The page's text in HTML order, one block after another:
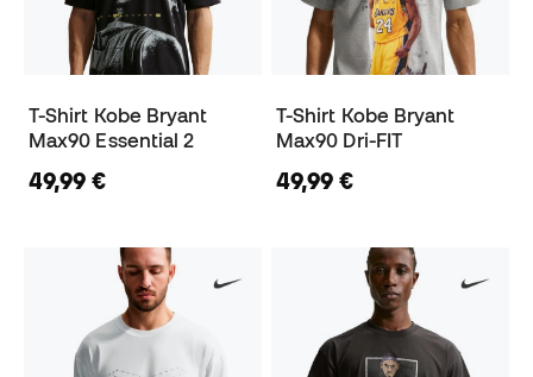
T-Shirt Kobe Bryant
Max90 Essential 2
49,99 €
T-Shirt Kobe Bryant
Max90 Dri-FIT
49,99 €